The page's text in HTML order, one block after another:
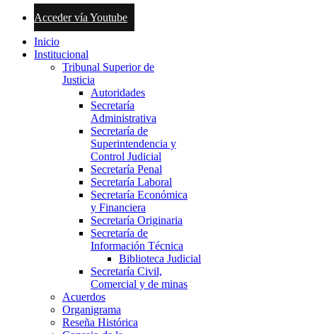
Acceder vía Youtube
Inicio
Institucional
Tribunal Superior de
Justicia
Autoridades
Secretaría
Administrativa
Secretaría de
Superintendencia y
Control Judicial
Secretaría Penal
Secretaría Laboral
Secretaría Económica
y Financiera
Secretaría Originaria
Secretaría de
Información Técnica
Biblioteca Judicial
Secretaría Civil,
Comercial y de minas
Acuerdos
Organigrama
Reseña Histórica